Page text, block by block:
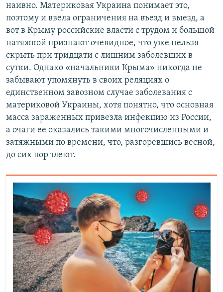
наивно. Материковая Украина понимает это,
поэтому и ввела ограничения на въезд и выезд, а
вот в Крыму российские власти с трудом и большой
натяжкой признают очевидное, что уже нельзя
скрыть при тридцати с лишним заболевших в
сутки. Однако «начальники Крыма» никогда не
забывают упомянуть в своих реляциях о
единственном завозном случае заболевания с
материковой Украины, хотя понятно, что основная
масса зараженных привезла инфекцию из России,
а очаги ее оказались такими многочисленными и
затяжными по времени, что, разгоревшись весной,
до сих пор тлеют.